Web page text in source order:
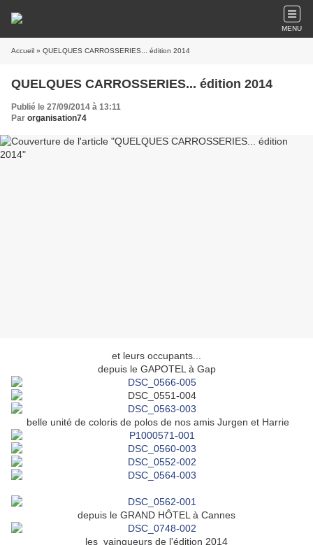
MENU
Accueil » QUELQUES CARROSSERIES... édition 2014
QUELQUES CARROSSERIES... édition 2014
Publié le 27/09/2014 à 13:11
Par organisation74
et leurs occupants...
depuis le GAPOTEL à Gap
belle unité de coloris de polos de nos amis Jurgen et Harrie
depuis le GRAND HÔTEL à Cannes
les vainqueurs de l'édition 2014